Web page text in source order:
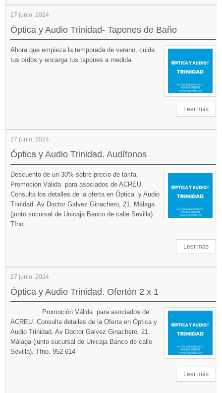
27 junio, 2024
Óptica y Audio Trinidad- Tapones de Baño
Ahora que empieza la temporada de verano, cuida
tus oídos y encarga tus tapones a medida.
Leer más
27 junio, 2024
Óptica y Audio Trinidad. Audífonos
Descuento de un 30% sobre precio de tarifa.
Promoción Válida para asociados de ACREU.
Consulta los detalles de la oferta en Óptica y Audio
Trinidad. Av Doctor Galvez Ginachero, 21. Málaga
(junto sucursal de Unicaja Banco de calle Sevilla).
Tfno.
Leer más
27 junio, 2024
Óptica y Audio Trinidad. Ofertón 2 x 1
Promoción Válida para asociados de
ACREU. Consulta detalles de la Oferta en Óptica y
Audio Trinidad. Av Doctor Galvez Ginachero, 21.
Málaga (junto sucursal de Unicaja Banco de calle
Sevilla). Tfno. 952 614
Leer más